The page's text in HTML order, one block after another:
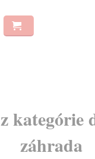
kategórie
záhrada